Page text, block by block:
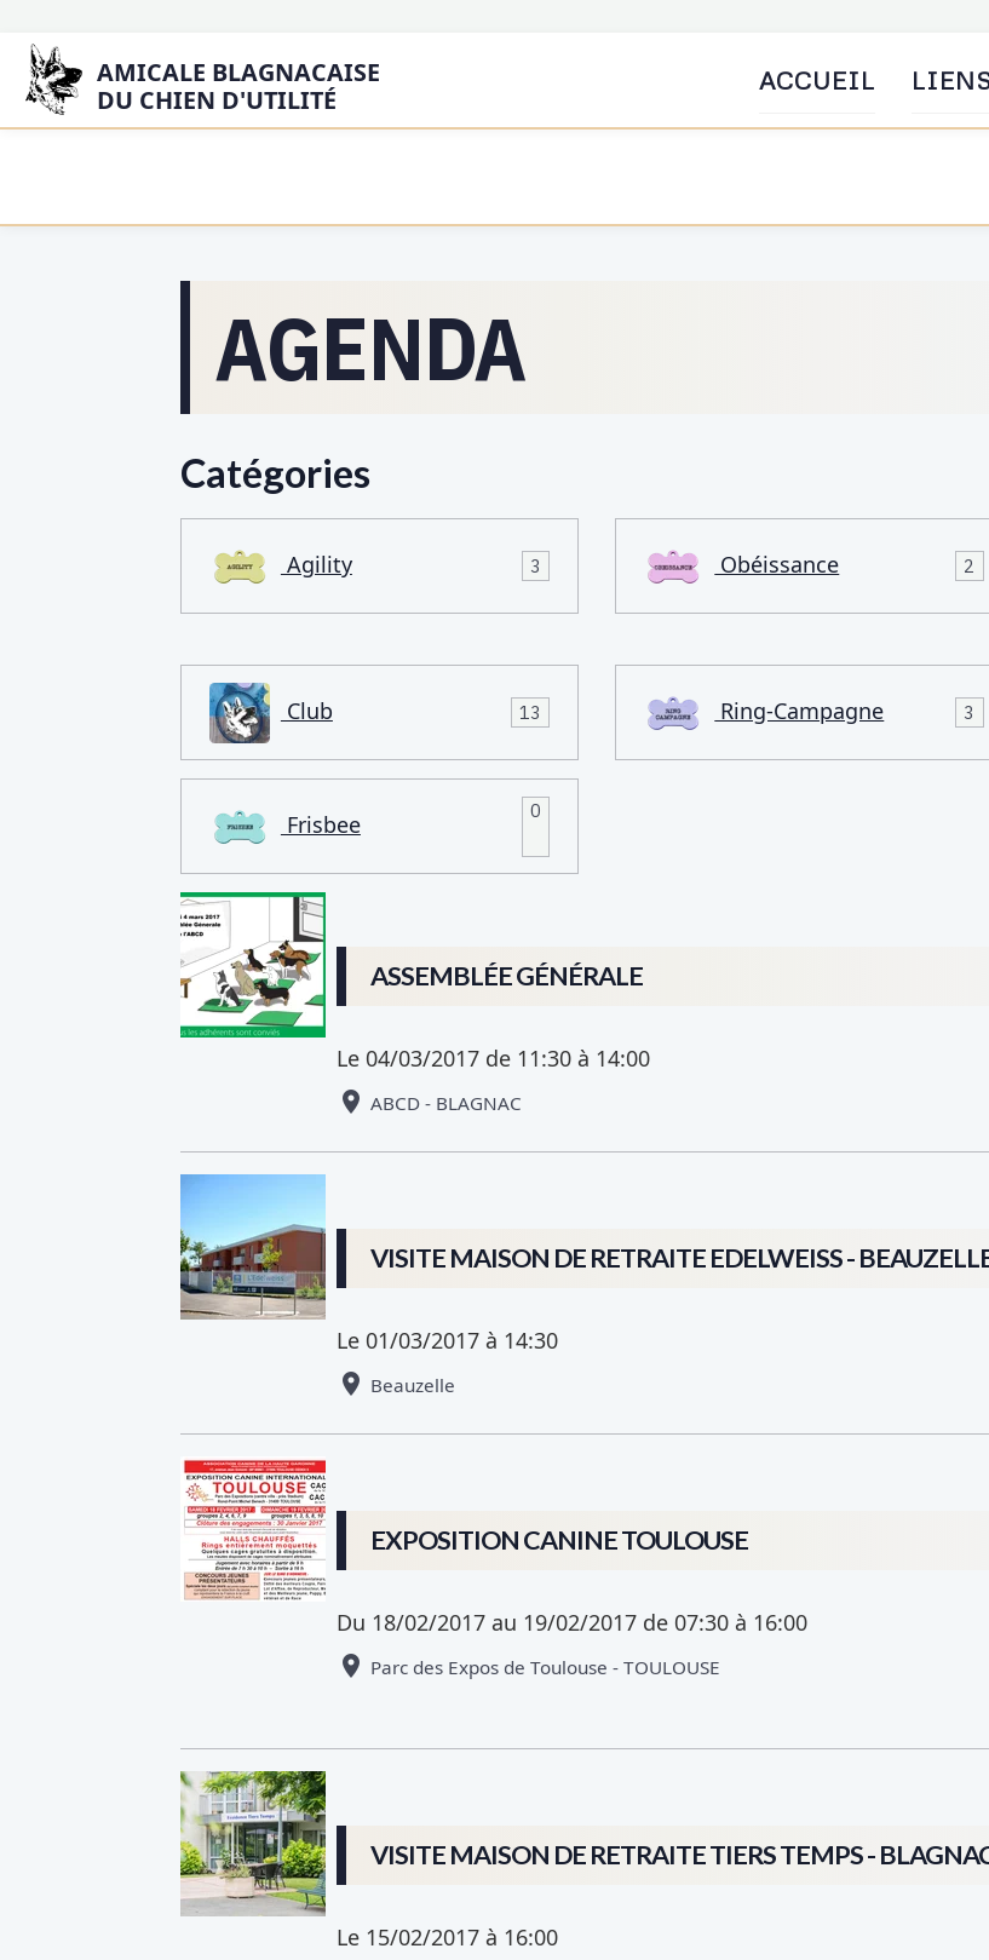
AMICALE BLAGNACAISE
DU CHIEN D'UTILITÉ
ACCUEIL
AGENDA
Catégories
Agility 3 Obéissance 2
Club 13 Ring-Campagne 3
Frisbee 0
ASSEMBLÉE GÉNÉRALE
Le 04/03/2017 de 11:30 à 14:00
ABCD - BLAGNAC
VISITE MAISON DE RETRAITE EDELWEISS -
Le 01/03/2017 à 14:30
Beauzelle
EXPOSITION CANINE TOULOUSE
Du 18/02/2017 au 19/02/2017 de 07:30 à 16:00
Parc des Expos de Toulouse - TOULOUSE
VISITE MAISON DE RETRAITE TIERS TEMPS -
Le 15/02/2017 à 16:00